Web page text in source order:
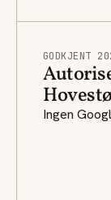
GODKJENT
Ingen